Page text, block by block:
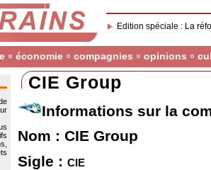
Edition spéciale : La
économie compagnies opinions
CIE Group
Informations sur la
Nom : CIE Group
Sigle : cie